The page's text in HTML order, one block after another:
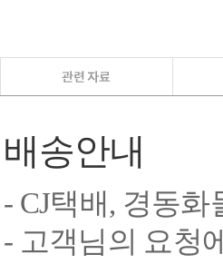
배송안내
- CJ택배, 경동
- 고객님의 요청